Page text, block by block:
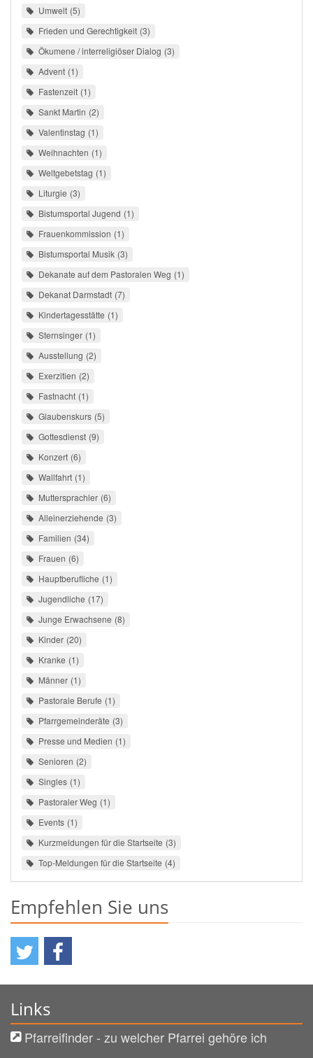
Umwelt 5
Frieden und Gerechtigkeit 3
Ökumene / interreligiöser Dialog 3
Advent 1
Fastenzeit 1
Sankt Martin 2
Valentinstag 1
Weihnachten 1
Weltgebetstag 1
Liturgie 3
Bistumsportal Jugend 1
Frauenkommission 1
Bistumsportal Musik 3
Dekanate auf dem Pastoralen Weg 1
Dekanat Darmstadt 7
Kindertagesstätte 1
Sternsinger 1
Ausstellung 2
Exerzitien 2
Fastnacht 1
Glaubenskurs 5
Gottesdienst 9
Konzert 6
Wallfahrt 1
Muttersprachler 6
Alleinerziehende 3
Familien 34
Frauen 6
Hauptberufliche 1
Jugendliche 17
Junge Erwachsene 8
Kinder 20
Kranke 1
Männer 1
Pastorale Berufe 1
Pfarrgemeinderäte 3
Presse und Medien 1
Senioren 2
Singles 1
Pastoraler Weg 1
Events 1
Kurzmeldungen für die Startseite 3
Top-Meldungen für die Startseite 4
Empfehlen Sie uns
Links
Pfarreifinder - zu welcher Pfarrei gehöre ich